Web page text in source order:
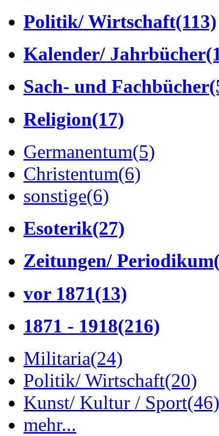
Politik/ Wirtschaft(113)
Kalender/ Jahrbücher
Sach- und Fachbücher
Religion(17)
Germanentum(5)
Christentum(6)
sonstige(6)
Esoterik(27)
Zeitungen/ Periodikum
vor 1871(13)
1871 - 1918(216)
Militaria(24)
Politik/ Wirtschaft(20)
Kunst/ Kultur / Sport(46)
mehr...